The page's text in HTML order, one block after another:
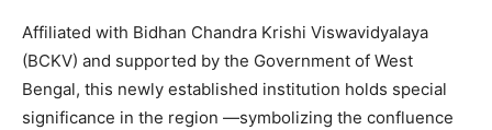
Affiliated with Bidhan Chandra Krishi Viswavidyalaya
(BCKV) and supported by the Government of West
Bengal, this newly established institution holds special
significance in the region —symbolizing the confluence